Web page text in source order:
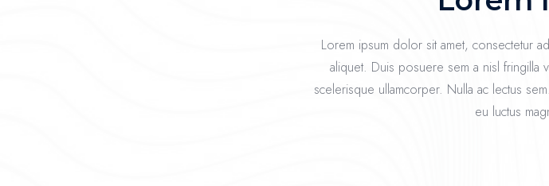
Lorem ipsum dolor sit amet, consectetur
aliquet. Duis posuere sem a nisl fringilla
scelerisque ullamcorper. Nulla ac lectus
eu luctus